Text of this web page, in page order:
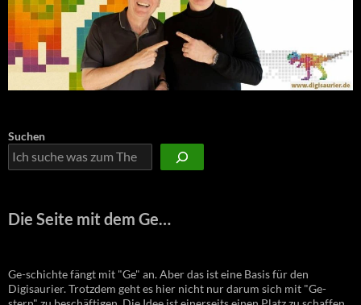
Suchen
Die Seite mit dem Ge…
Ge-schichte fängt mit "Ge" an. Aber das ist eine Basis für den
Digisaurier. Trotzdem geht es hier nicht nur darum sich mit "Ge-